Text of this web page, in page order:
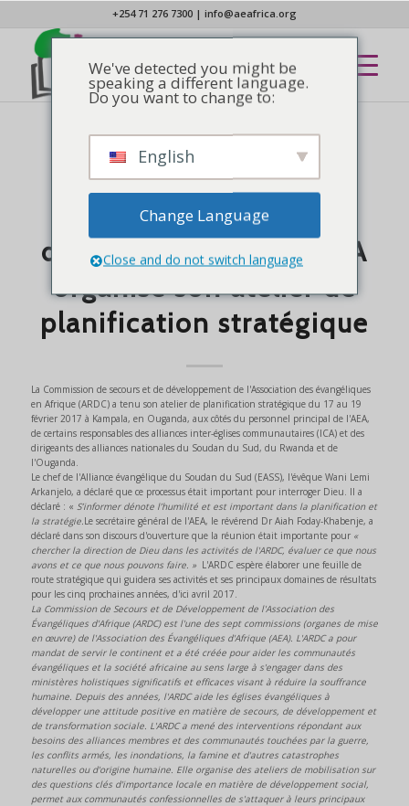
+254 71 276 7300| info@aeafrica.org
NOUVELLES
La Commission de
secours et de
développement de l'AEA
organise son atelier de
planification stratégique
La Commission de secours et de développement de l'Association des évangéliques
en Afrique (ARDC) a tenu son atelier de planification stratégique du 17 au 19
février 2017 à Kampala, en Ouganda, aux côtés du personnel principal de l'AEA,
de certains responsables des alliances inter-églises communautaires (ICA) et des
dirigeants des alliances nationales du Soudan du Sud, du Rwanda et de
l'Ouganda.
Le chef de l'Alliance évangélique du Soudan du Sud (EASS), l'évêque Wani Lemi
Arkanjelo, a déclaré que ce processus était important pour interroger Dieu. Il a
déclaré : « S’informer dénote l’humilité et est important dans la planification et
la stratégie.Le secrétaire général de l'AEA, le révérend Dr Aiah Foday-Khabenje, a
déclaré dans son discours d'ouverture que la réunion était importante pour «
chercher la direction de Dieu dans les activités de l'ARDC, évaluer ce que nous
avons et ce que nous pouvons faire. » L'ARDC espère élaborer une feuille de
route stratégique qui guidera ses activités et ses principaux domaines de résultats
pour les cinq prochaines années, d'ici avril 2017.
La Commission de Secours et de Développement de l'Association des
Évangéliques d'Afrique (ARDC) est l'une des sept commissions (organes de mise
en œuvre) de l'Association des Évangéliques d'Afrique (AEA). L'ARDC a pour
mandat de servir le continent et a été créée pour aider les communautés
évangéliques et la société africaine au sens large à s'engager dans des
ministères holistiques significatifs et efficaces visant à réduire la souffrance
humaine. Depuis des années, l'ARDC aide les églises évangéliques à
développer une attitude positive en matière de secours, de développement et
de transformation sociale. L'ARDC a mené des interventions répondant aux
besoins des alliances membres et des communautés touchées par la guerre,
les conflits armés, les inondations, la famine et d'autres catastrophes
naturelles ou d'origine humaine. Elle organise des ateliers de mobilisation sur
des questions clés d'importance locale en matière de développement social,
permet aux communautés confessionnelles de s'attaquer à leurs principaux
We've detected you might be
speaking a different language.
Do you want to change to:
English
Change Language
Close and do not switch language